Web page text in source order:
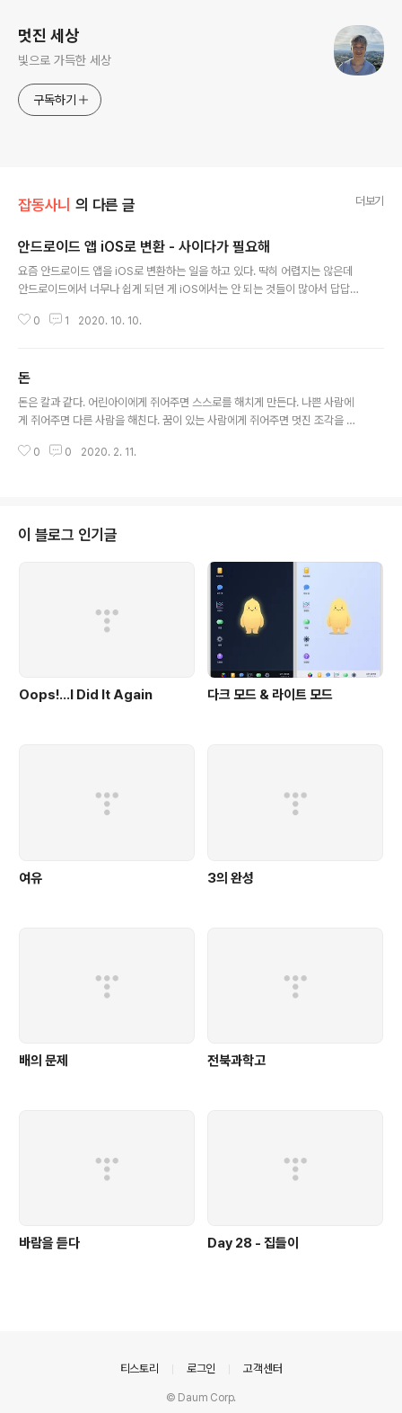
멋진 세상
빛으로 가득한 세상
구독하기
잡동사니 의 다른 글 더보기
안드로이드 앱 iOS로 변환 - 사이다가 필요해
요즘 안드로이드 앱을 iOS로 변환하는 일을 하고 있다. 딱히 어렵지는 않은데
안드로이드에서 너무나 쉽게 되던 게 iOS에서는 안 되는 것들이 많아서 답답하
대부분 해결이 된다. 문제를 해결하면서 정리를 하다 보니 공유하면 좋겠다는
0 1 2020. 10. 10.
돈
돈은 칼과 같다. 어린아이에게 쥐어주면 스스로를 해치게 만든다. 나쁜 사람에
게 쥐어주면 다른 사람을 해친다. 꿈이 있는 사람에게 쥐어주면 멋진 조각을 만
0 0 2020. 2. 11.
이 블로그 인기글
Oops!…I Did It Again 다크 모드 & 라이트 모드
여유 3의 완성
배의 문제 전북과학고
바람을 듣다 Day 28 - 집들이
티스토리 로그인 고객센터
© Daum Corp.